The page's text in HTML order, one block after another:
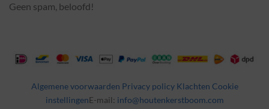
Geen spam, beloofd!
Algemene voorwaarden Privacy policy Klachten Cookie
instellingenE-mail: info@houtenkerstboom.com